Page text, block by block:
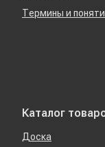
Термины и
Каталог
Доска